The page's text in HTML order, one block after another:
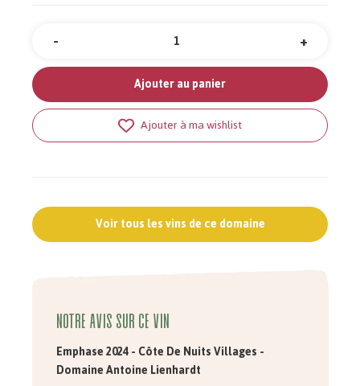
Quantité +
-
Ajouter au panier
Ajouter à ma wishlist
Voir tous les vins de ce domaine
Notre avis sur ce vin
Emphase 2024 - Côte De Nuits Villages -
Domaine Antoine Lienhardt